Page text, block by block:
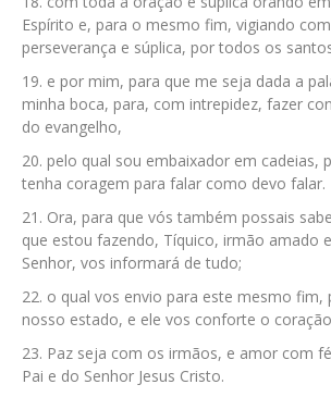
Espírito e, para o mesmo fim, vigiando
perseverança e súplica, por todos os
e por mim, para que me seja dada a
minha boca, para, com intrepidez, fazer
do evangelho,
pelo qual sou embaixador em cadeias,
tenha coragem para falar como devo falar.
Ora, para que vós também possais
que estou fazendo, Tíquico, irmão amado
Senhor, vos informará de tudo;
o qual vos envio para este mesmo fim,
nosso estado, e ele vos conforte o
Paz seja com os irmãos, e amor com
Pai e do Senhor Jesus Cristo.